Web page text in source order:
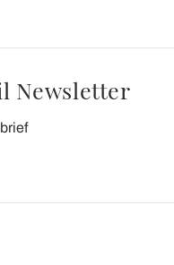
Newsletter